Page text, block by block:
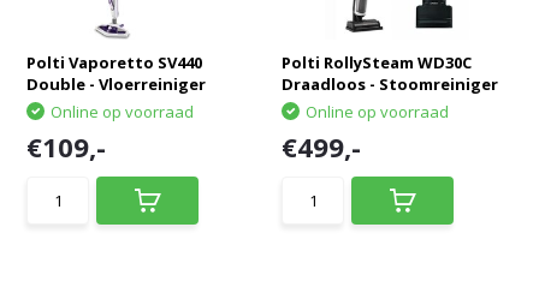
Polti Vaporetto SV440
Double - Vloerreiniger
Online op voorraad
€109,-
Polti RollySteam WD30C
Draadloos - Stoomreiniger
Online op voorraad
€499,-